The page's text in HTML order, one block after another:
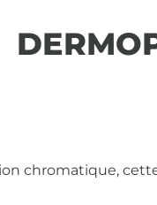
chromatique,